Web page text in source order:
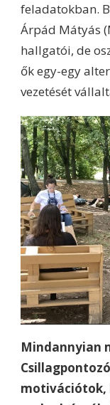
feladatokban.
Árpád Mátyás
hallgatói, de
ők egy-egy
vezetését
Mindannyian
motivációtok,